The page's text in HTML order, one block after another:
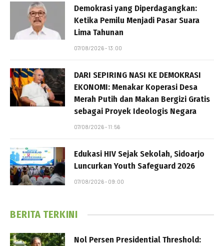
Demokrasi yang Diperdagangkan:
Ketika Pemilu Menjadi Pasar Suara
Lima Tahunan
07/08/2026 - 13:00
DARI SEPIRING NASI KE DEMOKRASI
EKONOMI: Menakar Koperasi Desa
Merah Putih dan Makan Bergizi Gratis
sebagai Proyek Ideologis Negara
07/08/2026 - 11:56
Edukasi HIV Sejak Sekolah, Sidoarjo
Luncurkan Youth Safeguard 2026
07/08/2026 - 09:00
BERITA TERKINI
Nol Persen Presidential Threshold: